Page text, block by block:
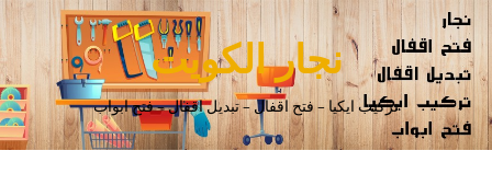
نجار الكويت
تركيب ايكيا – فتح اقفال – تبديل اقفال – فتح ابواب